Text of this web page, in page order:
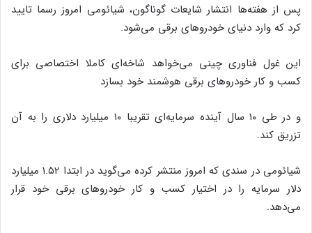
پس از هفته‌ها انتشار شایعات گوناگون، شیائومی امروز رسما تایید
کرد که وارد دنیای خودروهای برقی می‌شود.
این غول فناوری چینی می‌خواهد شاخه‌ای کاملا اختصاصی برای
کسب و کار خودروهای برقی هوشمند خود بسازد
و در طی ۱۰ سال آینده سرمایه‌ای تقریبا ۱۰ میلیارد دلاری را به آن
تزریق کند.
شیائومی در سندی که امروز منتشر کرده می‌گوید در ابتدا ۱.۵۲ میلیارد
دلار سرمایه را در اختیار کسب و کار خودروهای برقی خود قرار
می‌دهد.